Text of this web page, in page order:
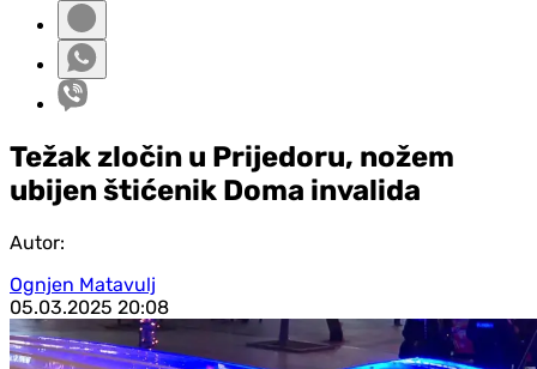
Težak zločin u Prijedoru, nožem
ubijen štićenik Doma invalida
Autor:
Ognjen Matavulj
05.03.2025 20:08